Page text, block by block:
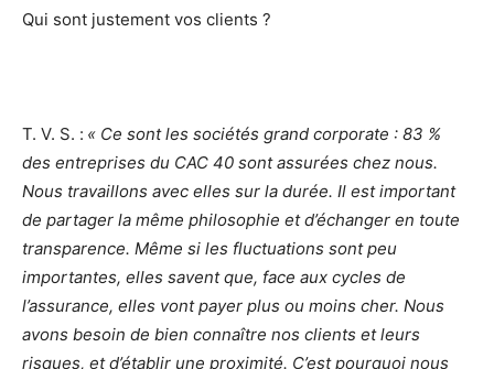
Qui sont justement vos clients ?
T. V. S. : « Ce sont les sociétés grand corporate : 83 %
des entreprises du CAC 40 sont assurées chez nous.
Nous travaillons avec elles sur la durée. Il est important
de partager la même philosophie et d’échanger en toute
transparence. Même si les fluctuations sont peu
importantes, elles savent que, face aux cycles de
l’assurance, elles vont payer plus ou moins cher. Nous
avons besoin de bien connaître nos clients et leurs
risques, et d’établir une proximité. C’est pourquoi nous